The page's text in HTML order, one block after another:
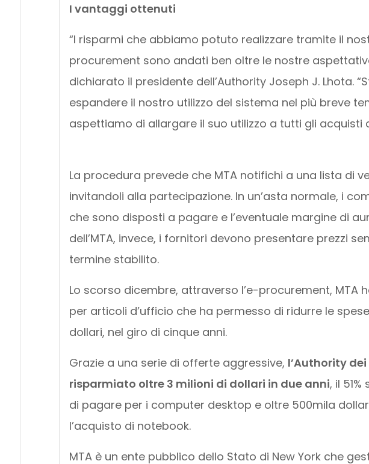
I vantaggi ottenuti
“I risparmi che abbiamo potuto realizzare tramite il
procurement sono andati ben oltre le nostre
dichiarato il presidente dell’Authority Joseph J. Lhota.
espandere il nostro utilizzo del sistema nel più breve
aspettiamo di allargare il suo utilizzo a tutti gli acquisti
La procedura prevede che MTA notifichi a una lista di
invitandoli alla partecipazione. In un’asta normale, i
che sono disposti a pagare e l’eventuale margine di
dell’MTA, invece, i fornitori devono presentare prezzi
termine stabilito.
Lo scorso dicembre, attraverso l’e-procurement,
per articoli d’ufficio che ha permesso di ridurre le spese
dollari, nel giro di cinque anni.
Grazie a una serie di offerte aggressive, l’Authority
risparmiato oltre 3 milioni di dollari in due anni, il
di pagare per i computer desktop e oltre 500mila
l’acquisto di notebook.
MTA è un ente pubblico dello Stato di New York che